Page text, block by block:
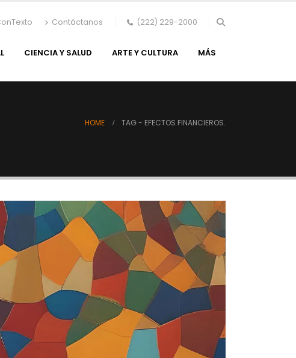
Contáctanos (222) 229-2000
CIENCIA Y SALUD ARTE Y CULTURA MÁS
HOME TAG - EFECTOS FINANCIEROS.